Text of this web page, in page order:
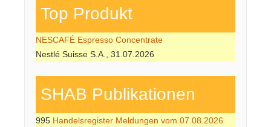
Top Produkt
NESCAFÉ Espresso Concentrate
Nestlé Suisse S.A., 31.07.2026
SHAB Publi­kati­onen
995 Handelsregister Meldungen vom 07.08.2026